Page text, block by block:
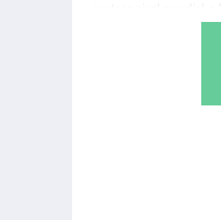
sector a nivel mundial, a l